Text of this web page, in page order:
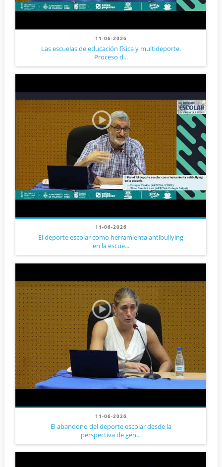
11-06-2026
Las escuelas de educación física y multideporte.
Proceso d...
11-06-2026
El deporte escolar como herramienta antibullying
en la escue...
11-06-2026
El abandono del deporte escolar desde la
perspectiva de gén...